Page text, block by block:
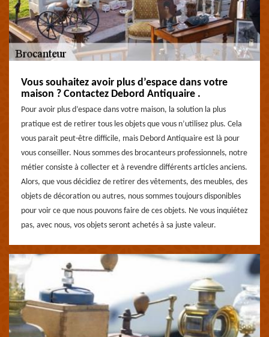
Vous souhaitez avoir plus d’espace dans votre
maison ? Contactez Debord Antiquaire .
Pour avoir plus d’espace dans votre maison, la solution la plus
pratique est de retirer tous les objets que vous n’utilisez plus. Cela
vous parait peut-être difficile, mais Debord Antiquaire est là pour
vous conseiller. Nous sommes des brocanteurs professionnels, notre
métier consiste à collecter et à revendre différents articles anciens.
Alors, que vous décidiez de retirer des vêtements, des meubles, des
objets de décoration ou autres, nous sommes toujours disponibles
pour voir ce que nous pouvons faire de ces objets. Ne vous inquiétez
pas, avec nous, vos objets seront achetés à sa juste valeur.